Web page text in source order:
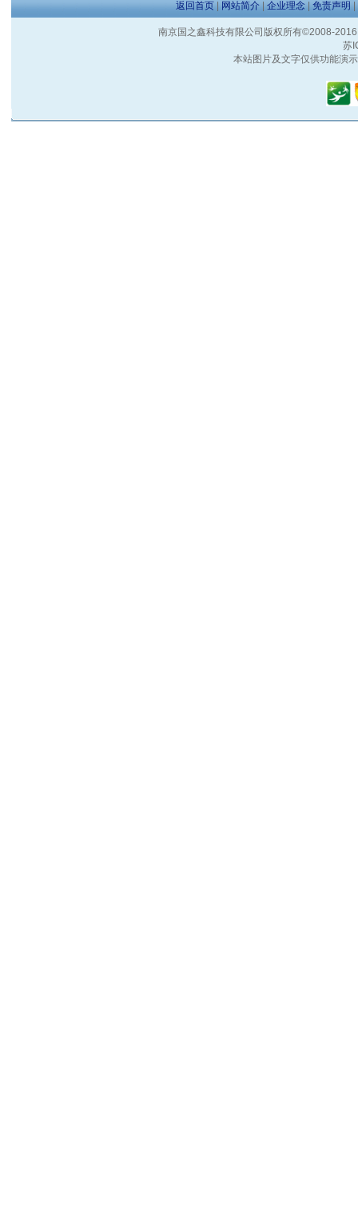
返回首页| 网站简介 | 企业理念 | 免责声明 |
南京国之鑫科技有限公司版权所有©2008-
苏
本站图片及文字仅供功能演